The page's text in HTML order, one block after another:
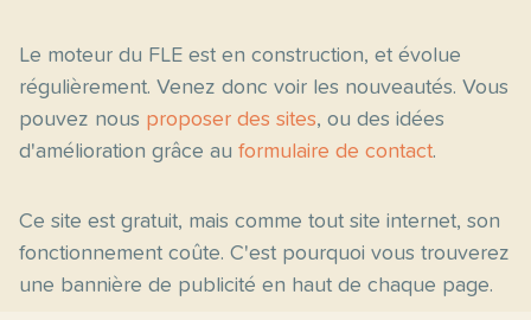
Le moteur du FLE est en construction, et évolue
régulièrement. Venez donc voir les nouveautés. Vous
pouvez nous proposer des sites, ou des idées
d'amélioration grâce au formulaire de contact.
Ce site est gratuit, mais comme tout site internet, son
fonctionnement coûte. C'est pourquoi vous trouverez
une bannière de publicité en haut de chaque page.